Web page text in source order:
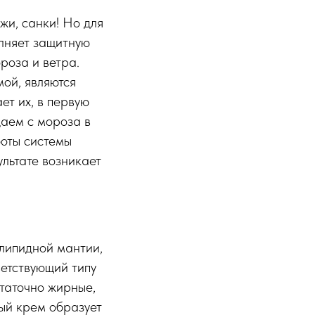
санки! Но для
защитную
и ветра.
являются
их, в первую
с мороза в
системы
возникает
мантии,
типу
жирные,
крем образует